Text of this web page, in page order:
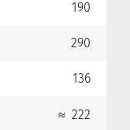
190
290
136
≈ 222